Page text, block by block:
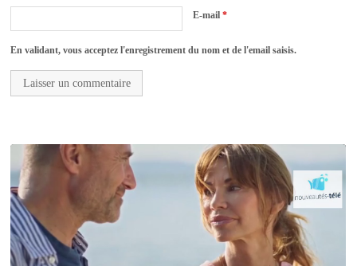
E-mail*
En validant, vous acceptez l'enregistrement du nom et de l'email saisis.